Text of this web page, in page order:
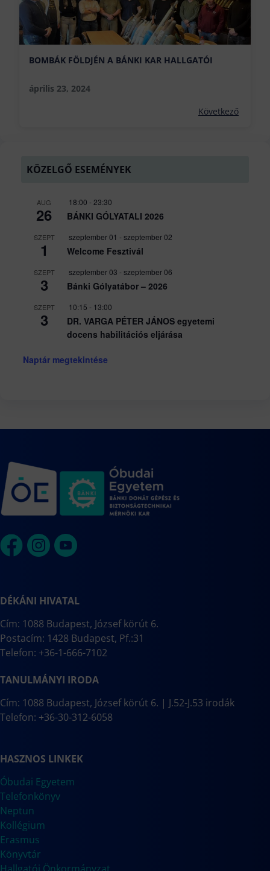
BOMBÁK FÖLDJÉN A BÁNKI KAR HALLGATÓI
április 23, 2024
Következő
KÖZELGŐ ESEMÉNYEK
AUG
26
18:00 - 23:30
BÁNKI GÓLYATALI 2026
SZEPT
1
szeptember 01 -szeptember 02
Welcome Fesztivál
SZEPT
3
szeptember 03 -szeptember 06
Bánki Gólyatábor – 2026
SZEPT
3
10:15 - 13:00
DR. VARGA PÉTER JÁNOS egyetemi
docens habilitációs eljárása
Naptár megtekintése
DÉKÁNI HIVATAL
Cím: 1088 Budapest, József körút 6.
Postacím: 1428 Budapest, Pf.:31
Telefon: +36-1-666-7102
TANULMÁNYI IRODA
Cím: 1088 Budapest, József körút 6. | J.52-J.53 irodák
Telefon: +36-30-312-6058
HASZNOS LINKEK
Óbudai Egyetem
Telefonkönyv
Neptun
Kollégium
Erasmus
Könyvtár